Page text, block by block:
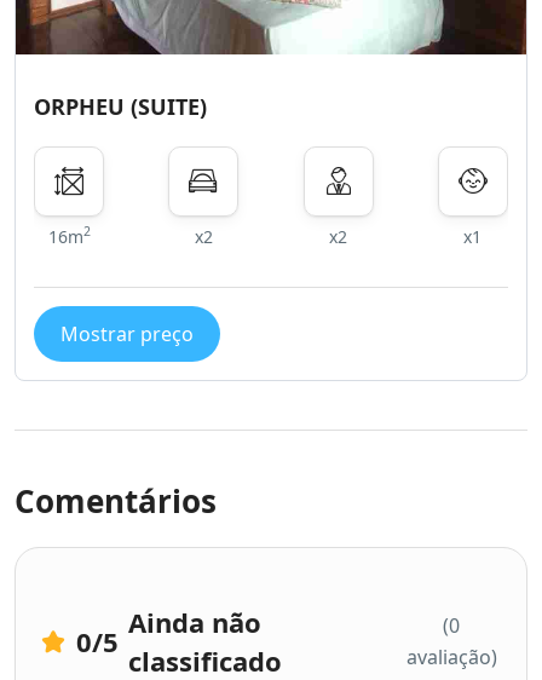
ORPHEU (SUITE)
16m2 x2 x2 x1
Mostrar preço
Comentários
0/5
Ainda não
classificado
(0
avaliação)